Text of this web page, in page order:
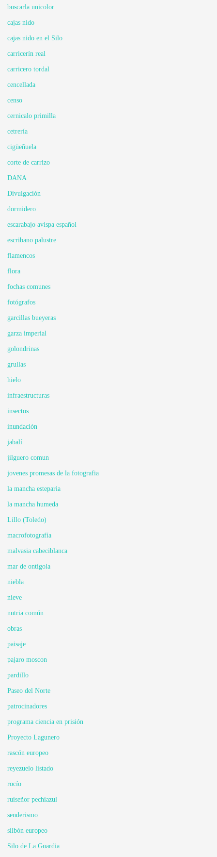
buscarla unicolor
cajas nido
cajas nido en el Silo
carricerín real
carricero tordal
cencellada
censo
cernicalo primilla
cetrería
cigüeñuela
corte de carrizo
DANA
Divulgación
dormidero
escarabajo avispa español
escribano palustre
flamencos
flora
fochas comunes
fotógrafos
garcillas bueyeras
garza imperial
golondrinas
grullas
hielo
infraestructuras
insectos
inundación
jabalí
jilguero comun
jovenes promesas de la fotografia
la mancha esteparia
la mancha humeda
Lillo (Toledo)
macrofotografía
malvasia cabeciblanca
mar de ontígola
niebla
nieve
nutria común
obras
paisaje
pajaro moscon
pardillo
Paseo del Norte
patrocinadores
programa ciencia en prisión
Proyecto Lagunero
rascón europeo
reyezuelo listado
rocío
ruiseñor pechiazul
senderismo
silbón europeo
Silo de La Guardia